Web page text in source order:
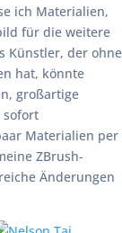
ich Materialien,
für die weitere
Künstler, der ohne
hat, könnte
großartige
sofort
Materialien per
ZBrush-
Änderungen